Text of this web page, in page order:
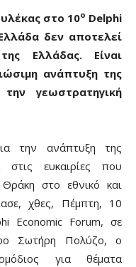
στο 10ο Delphi
δεν αποτελεί
Ελλάδας. Είναι
ανάπτυξη της
γεωστρατηγική
την ανάπτυξη της
ευκαιρίες που
στο εθνικό και
χθες, Πέμπτη, 10
Economic Forum, σε
Σωτήρη Πολύζο, ο
για θέματα